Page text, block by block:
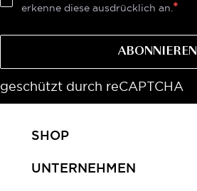
erkenne diese ausdrücklich an.
ABONNIEREN
geschützt durch reCAPTCHA
SHOP
UNTERNEHMEN